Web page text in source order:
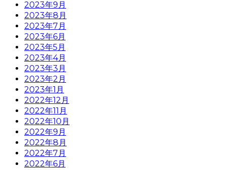
2023年9月
2023年8月
2023年7月
2023年6月
2023年5月
2023年4月
2023年3月
2023年2月
2023年1月
2022年12月
2022年11月
2022年10月
2022年9月
2022年8月
2022年7月
2022年6月